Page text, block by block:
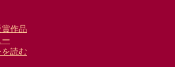
作品
読む